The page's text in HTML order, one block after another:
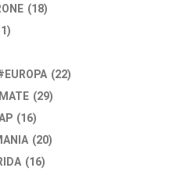
(18)
EUROPA (22)
(29)
(16)
(20)
(16)